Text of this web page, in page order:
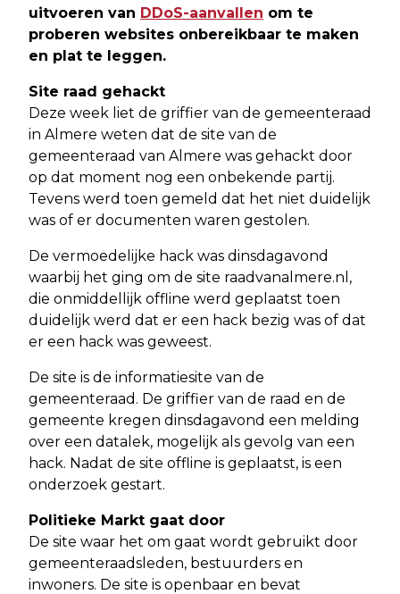
uitvoeren van DDoS-aanvallen om te
proberen websites onbereikbaar te maken
en plat te leggen.
Site raad gehackt
Deze week liet de griffier van de gemeenteraad
in Almere weten dat de site van de
gemeenteraad van Almere was gehackt door
op dat moment nog een onbekende partij.
Tevens werd toen gemeld dat het niet duidelijk
was of er documenten waren gestolen.
De vermoedelijke hack was dinsdagavond
waarbij het ging om de site raadvanalmere.nl,
die onmiddellijk offline werd geplaatst toen
duidelijk werd dat er een hack bezig was of dat
er een hack was geweest.
De site is de informatiesite van de
gemeenteraad. De griffier van de raad en de
gemeente kregen dinsdagavond een melding
over een datalek, mogelijk als gevolg van een
hack. Nadat de site offline is geplaatst, is een
onderzoek gestart.
Politieke Markt gaat door
De site waar het om gaat wordt gebruikt door
gemeenteraadsleden, bestuurders en
inwoners. De site is openbaar en bevat